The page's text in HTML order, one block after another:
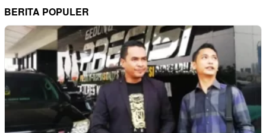
BERITA POPULER